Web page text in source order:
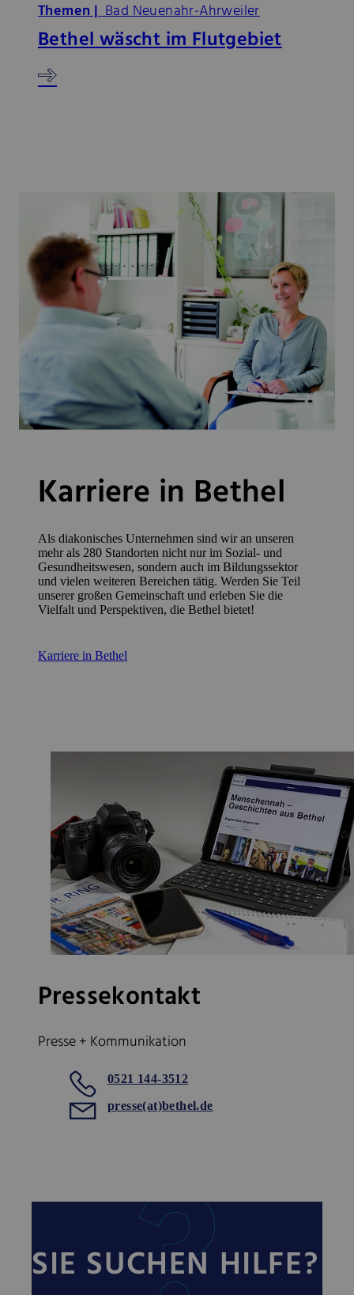
Themen |Bad Neuenahr-Ahrweiler
Bethel wäscht im Flutgebiet
Karriere in Bethel
Als diakonisches Unternehmen sind wir an unseren
mehr als 280 Standorten nicht nur im Sozial- und
Gesundheitswesen, sondern auch im Bildungssektor
und vielen weiteren Bereichen tätig. Werden Sie Teil
unserer großen Gemeinschaft und erleben Sie die
Vielfalt und Perspektiven, die Bethel bietet!
Karriere in Bethel
Pressekontakt
Presse + Kommunikation
0521 144-3512
presse(at)bethel.de
SIE SUCHEN HILFE?